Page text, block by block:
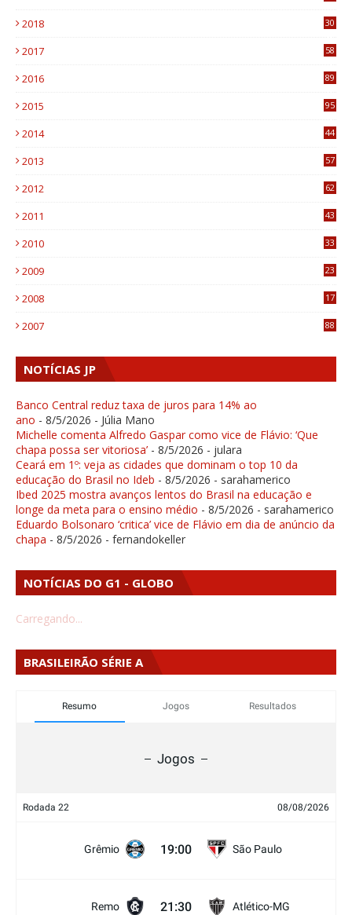
2018
30
2017
58
2016
89
2015
95
2014
44
2013
57
2012
62
2011
43
2010
33
2009
23
2008
17
2007 88
NOTÍCIAS JP
Banco Central reduz taxa de juros para 14% ao
ano - 8/5/2026 - Júlia Mano
Michelle comenta Alfredo Gaspar como vice de Flávio: ‘Que
chapa possa ser vitoriosa’ - 8/5/2026 - julara
Ceará em 1º: veja as cidades que dominam o top 10 da
educação do Brasil no Ideb - 8/5/2026 - sarahamerico
Ibed 2025 mostra avanços lentos do Brasil na educação e
longe da meta para o ensino médio - 8/5/2026 - sarahamerico
Eduardo Bolsonaro ‘critica’ vice de Flávio em dia de anúncio da
chapa - 8/5/2026 - fernandokeller
NOTÍCIAS DO G1 - GLOBO
Carregando...
BRASILEIRÃO SÉRIE A
Resumo Jogos Resultados
Jogos
Rodada 22 08/08/2026
Grêmio 19:00 São Paulo
Remo 21:30 Atlético-MG